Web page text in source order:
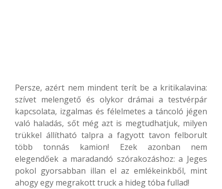
Persze, azért nem mindent terít be a kritikalavina:
szívet melengető és olykor drámai a testvérpár
kapcsolata, izgalmas és félelmetes a táncoló jégen
való haladás, sőt még azt is megtudhatjuk, milyen
trükkel állítható talpra a fagyott tavon felborult
több tonnás kamion! Ezek azonban nem
elegendőek a maradandó szórakozáshoz: a Jeges
pokol gyorsabban illan el az emlékeinkből, mint
ahogy egy megrakott truck a hideg tóba fullad!